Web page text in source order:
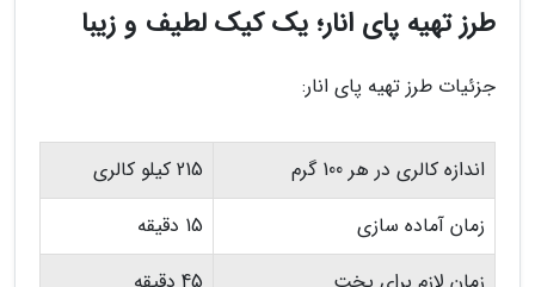
طرز تهیه پای انار؛ یک کیک لطیف و زیبا
جزئیات طرز تهیه پای انار:
اندازه کالری در هر 100 گرم
215 کیلو کالری
زمان آماده سازی
15 دقیقه